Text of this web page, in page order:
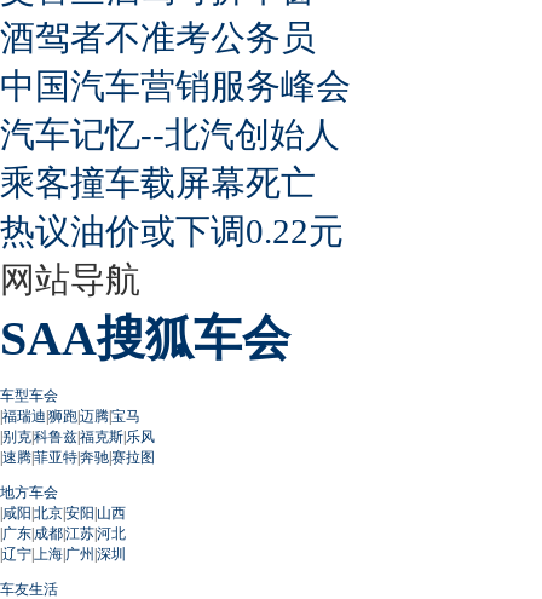
酒驾者不准考公务员
中国汽车营销服务峰会
汽车记忆--北汽创始人
乘客撞车载屏幕死亡
热议油价或下调0.22元
网站导航
SAA搜狐车会
车型车会
|福瑞迪|狮跑|迈腾|宝马
|别克|科鲁兹|福克斯|乐风
|速腾|菲亚特|奔驰|赛拉图
地方车会
|咸阳|北京|安阳|山西
|广东|成都|江苏|河北
|辽宁| 上海|广州 |深圳
车友生活